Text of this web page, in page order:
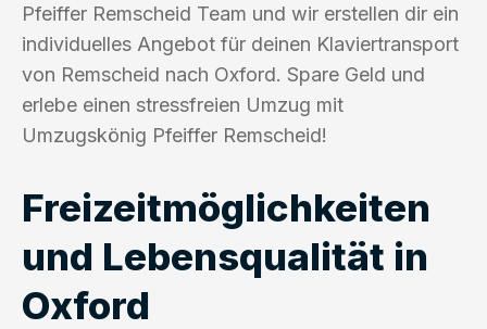
Pfeiffer Remscheid Team und wir erstellen dir ein
individuelles Angebot für deinen Klaviertransport
von Remscheid nach Oxford. Spare Geld und
erlebe einen stressfreien Umzug mit
Umzugskönig Pfeiffer Remscheid!
Freizeitmöglichkeiten
und Lebensqualität in
Oxford